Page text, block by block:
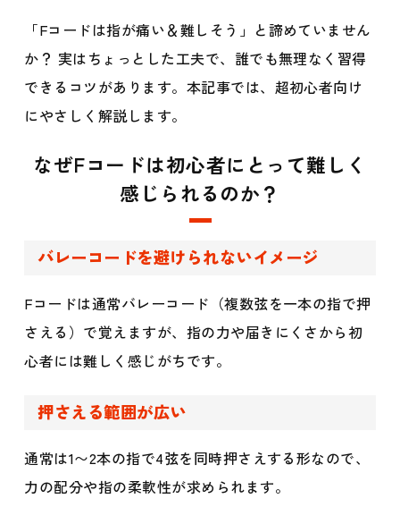
「Fコードは指が痛い＆難しそう」と諦めていません
か？ 実はちょっとした工夫で、誰でも無理なく習得
できるコツがあります。本記事では、超初心者向け
にやさしく解説します。
なぜFコードは初心者にとって難しく
感じられるのか？
バレーコードを避けられないイメージ
Fコードは通常バレーコード（複数弦を一本の指で押
さえる）で覚えますが、指の力や届きにくさから初
心者には難しく感じがちです。
押さえる範囲が広い
通常は1〜2本の指で4弦を同時押さえする形なので、
力の配分や指の柔軟性が求められます。